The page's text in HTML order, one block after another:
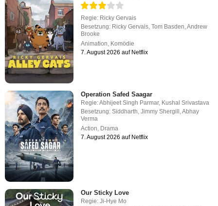
Regie: Ricky Gervais
Besetzung: Ricky Gervais,Tom Basden,Andrew
Brooke
Animation, Komödie
7. August 2026 auf Netflix
Operation Safed Saagar
Regie:Abhijeet Singh Parmar, Kushal Srivastava
Besetzung:Siddharth ,Jimmy Shergill ,Abhay
Verma
Action Drama
7. August 2026 auf Netflix
Our Sticky Love
Regie:Ji-Hye Mo